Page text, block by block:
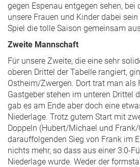
gegen Espenau entgegen sehen, bei
unsere Frauen und Kinder dabei
Spiel die tolle Saison gemeinsam
Zweite Mannschaft
Für unsere Zweite, die eine sehr
oberen Drittel der Tabelle rangiert,
Ostheim/Zwergen. Dort trat man als
Gastgeber stehen im unteren Drittel
gab es am Ende aber doch eine
Niederlage. Trotz gutem Start mit
Doppeln (Hubert/Michael und
darauffolgenden Sieg von Frank im
nichts mehr, so dass aus einer 3:0-
Niederlage wurde. Weder der